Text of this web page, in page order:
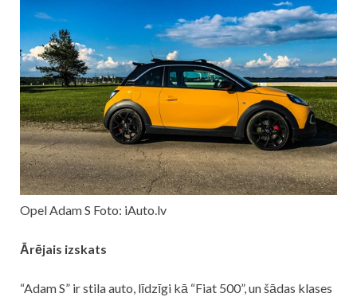
Opel Adam S Foto: iAuto.lv
Ārējais izskats
“Adam S” ir stila auto, līdzīgi kā “Fiat 500”, un šādas klases